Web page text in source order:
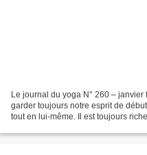
Le journal du yoga N° 260 –
garder toujours notre esprit de
tout en lui-même. Il est toujours